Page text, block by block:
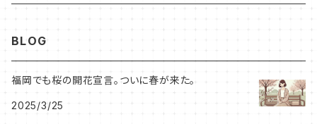
BLOG
福岡でも桜の開花宣言。ついに春が来た。
2025/3/25